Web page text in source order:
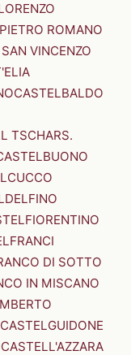
ROMANO
VINCENZO
CASTELBALDO
TSCHARS.
DI SOTTO
IN MISCANO
CASTELGUIDONE
CASTELL'AZZARA